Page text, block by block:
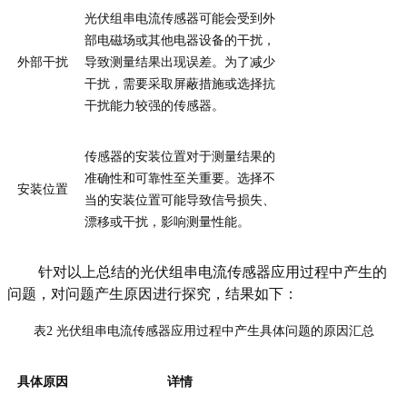
外部干扰
光伏组串电流传感器可能会受到外
部电磁场或其他电器设备的干扰，
导致测量结果出现误差。为了减少
干扰，需要采取屏蔽措施或选择抗
干扰能力较强的传感器。
安装位置
传感器的安装位置对于测量结果的
准确性和可靠性至关重要。选择不
当的安装位置可能导致信号损失、
漂移或干扰，影响测量性能。
针对以上总结的光伏组串电流传感器应用过程中产生的
问题，对问题产生原因进行探究，结果如下：
表2 光伏组串电流传感器应用过程中产生具体问题的原因汇总
具体原因 详情